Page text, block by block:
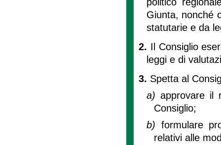
Giunta, nonché
statutarie e da
2. Il Consiglio
leggi e di
3. Spetta al
a) approvare il
Consiglio;
b) formulare
relativi alle